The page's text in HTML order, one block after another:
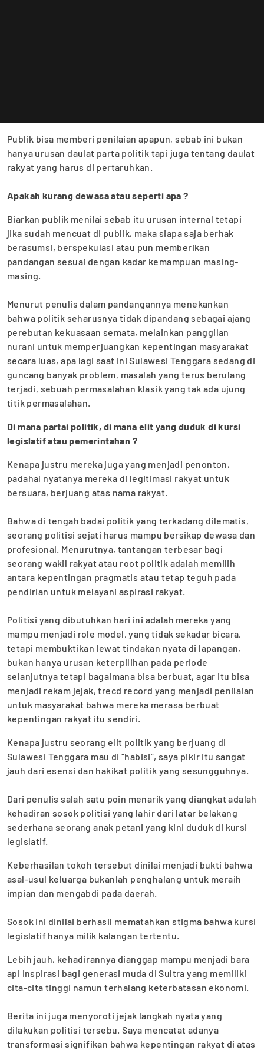
Publik bisa memberi penilaian apapun, sebab ini bukan
hanya urusan daulat parta politik tapi juga tentang daulat
rakyat yang harus di pertaruhkan.
Apakah kurang dewasa atau seperti apa ?
Biarkan publik menilai sebab itu urusan internal tetapi
jika sudah mencuat di publik, maka siapa saja berhak
berasumsi, berspekulasi atau pun memberikan
pandangan sesuai dengan kadar kemampuan masing-
masing.
‎Menurut penulis dalam pandangannya menekankan
bahwa politik seharusnya tidak dipandang sebagai ajang
perebutan kekuasaan semata, melainkan panggilan
nurani untuk memperjuangkan kepentingan masyarakat
secara luas, apa lagi saat ini Sulawesi Tenggara sedang di
guncang banyak problem, masalah yang terus berulang
terjadi, sebuah permasalahan klasik yang tak ada ujung
titik permasalahan.
Di mana partai politik, di mana elit yang duduk di kursi
legislatif atau pemerintahan ?
Kenapa justru mereka juga yang menjadi penonton,
padahal nyatanya mereka di legitimasi rakyat untuk
bersuara, berjuang atas nama rakyat.
‎Bahwa di tengah badai politik yang terkadang dilematis,
seorang politisi sejati harus mampu bersikap dewasa dan
profesional. Menurutnya, tantangan terbesar bagi
seorang wakil rakyat atau root politik adalah memilih
antara kepentingan pragmatis atau tetap teguh pada
pendirian untuk melayani aspirasi rakyat.
‎Politisi yang dibutuhkan hari ini adalah mereka yang
mampu menjadi role model, yang tidak sekadar bicara,
tetapi membuktikan lewat tindakan nyata di lapangan,
bukan hanya urusan keterpilihan pada periode
selanjutnya tetapi bagaimana bisa berbuat, agar itu bisa
menjadi rekam jejak, trecd record yang menjadi penilaian
untuk masyarakat bahwa mereka merasa berbuat
kepentingan rakyat itu sendiri.
Kenapa justru seorang elit politik yang berjuang di
Sulawesi Tenggara mau di “habisi”, saya pikir itu sangat
jauh dari esensi dan hakikat politik yang sesungguhnya.
‎Dari penulis salah satu poin menarik yang diangkat adalah
kehadiran sosok politisi yang lahir dari latar belakang
sederhana seorang anak petani yang kini duduk di kursi
legislatif.
Keberhasilan tokoh tersebut dinilai menjadi bukti bahwa
asal-usul keluarga bukanlah penghalang untuk meraih
impian dan mengabdi pada daerah.
‎Sosok ini dinilai berhasil mematahkan stigma bahwa kursi
legislatif hanya milik kalangan tertentu.
Lebih jauh, kehadirannya dianggap mampu menjadi bara
api inspirasi bagi generasi muda di Sultra yang memiliki
cita-cita tinggi namun terhalang keterbatasan ekonomi.
‎Berita ini juga menyoroti jejak langkah nyata yang
dilakukan politisi tersebu. Saya mencatat adanya
transformasi signifikan bahwa kepentingan rakyat di atas